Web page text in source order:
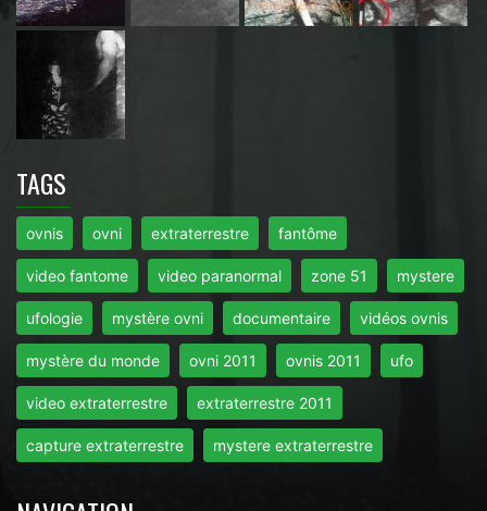
TAGS
ovnis ovni extraterrestre fantôme
video fantome video paranormal zone 51 mystere
ufologie mystère ovni documentaire vidéos ovnis
mystère du monde ovni 2011 ovnis 2011 ufo
video extraterrestre extraterrestre 2011
capture extraterrestre mystere extraterrestre